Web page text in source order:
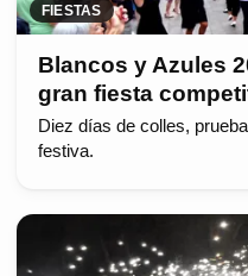
FIESTAS
Blancos y Azules
gran fiesta
Diez días de colles,
festiva.